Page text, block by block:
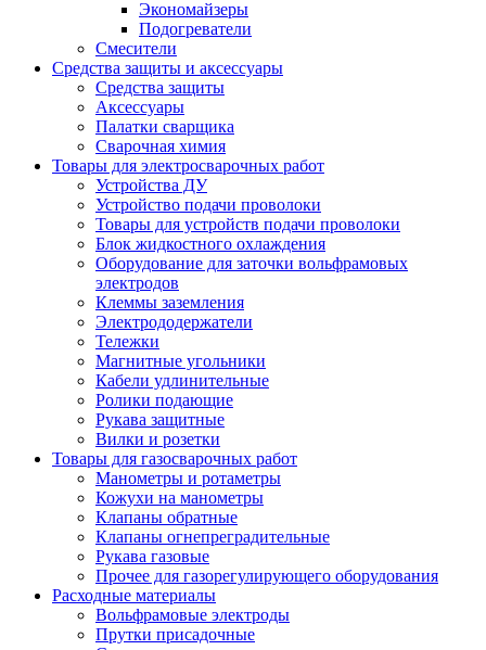
Экономайзеры
Подогреватели
Смесители
Средства защиты и аксессуары
Средства защиты
Аксессуары
Палатки сварщика
Сварочная химия
Товары для электросварочных работ
Устройства ДУ
Устройство подачи проволоки
Товары для устройств подачи проволоки
Блок жидкостного охлаждения
Оборудование для заточки вольфрамовых
электродов
Клеммы заземления
Электрододержатели
Тележки
Магнитные угольники
Кабели удлинительные
Ролики подающие
Рукава защитные
Вилки и розетки
Товары для газосварочных работ
Манометры и ротаметры
Кожухи на манометры
Клапаны обратные
Клапаны огнепреградительные
Рукава газовые
Прочее для газорегулирующего оборудования
Расходные материалы
Вольфрамовые электроды
Прутки присадочные